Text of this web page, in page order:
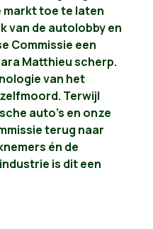
markt toe te laten
van de autolobby en
Commissie een
Matthieu scherp.
van het
Terwijl
auto's en onze
terug naar
én de
is dit een